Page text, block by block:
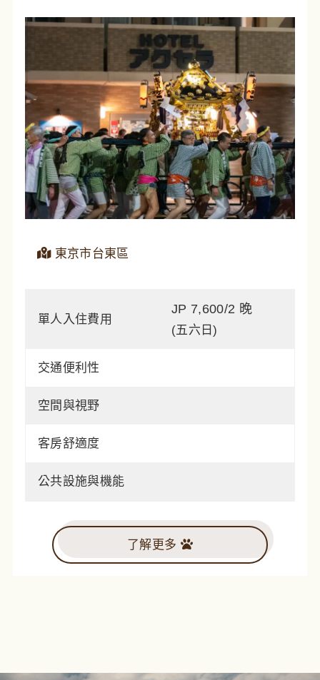
東京市台東區
單人入住費用
JP 7,600/2 晚
(五六日)
交通便利性
空間與視野
客房舒適度
公共設施與機能
了解更多